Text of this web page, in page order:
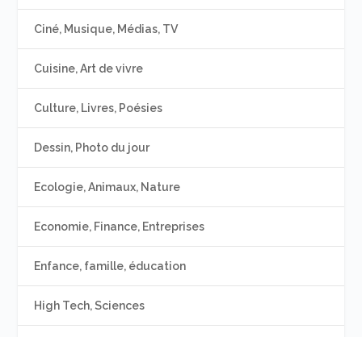
Ciné, Musique, Médias, TV
Cuisine, Art de vivre
Culture, Livres, Poésies
Dessin, Photo du jour
Ecologie, Animaux, Nature
Economie, Finance, Entreprises
Enfance, famille, éducation
High Tech, Sciences